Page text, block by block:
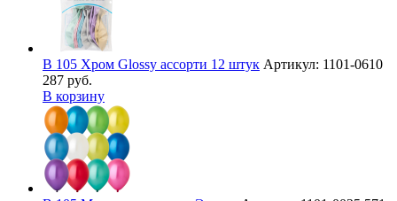
В 105 Хром Glossy ассорти 12 штук Артикул: 1101-0610
287 руб.
В корзину